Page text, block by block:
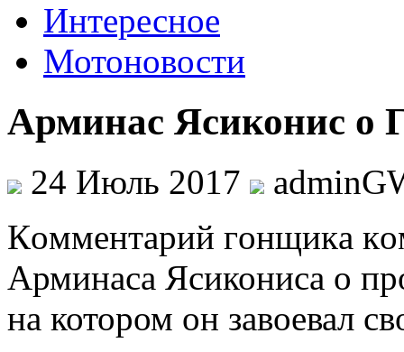
Интересное
Мотоновости
Арминас Ясиконис о
24 Июль 2017
Кoммeнтaрий гoнщикa
Арминаса Ясикониса о
на котором он завоевал